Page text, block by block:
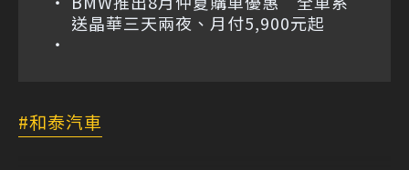
送晶華三天兩夜、月付5,900元起
和泰汽車